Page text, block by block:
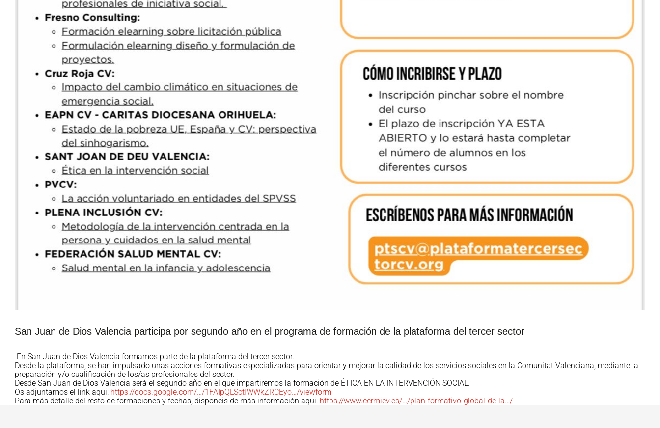
San Juan de Dios Valencia participa por segundo año en el programa de formación de la plataforma del tercer sector
En San Juan de Dios Valencia formamos parte de la plataforma del tercer sector.
Desde la plataforma, se han impulsado unas acciones formativas especializadas para orientar y mejorar la calidad de los servicios sociales en la Comunitat Valenciana, mediante la
preparación y/o cualificación de los/as profesionales del sector.
Desde San Juan de Dios Valencia será el segundo año en el que impartiremos la formación de ÉTICA EN LA INTERVENCIÓN SOCIAL.
Os adjuntamos el link aqui: https://docs.google.com/…/1FAIpQLSctIWWkZRCEyo…/viewform
Para más detalle del resto de formaciones y fechas, disponeis de más información aqui: https://www.cermicv.es/…/plan-formativo-global-de-la…/